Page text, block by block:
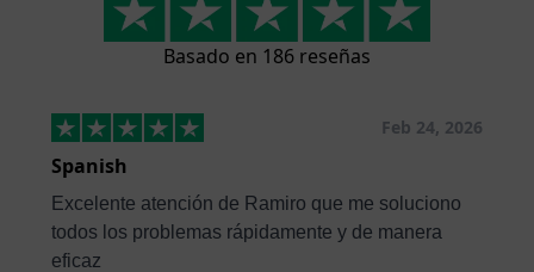
Basado en 186 reseñas
Feb 24, 2026
Spanish
Excelente atención de Ramiro que me soluciono
todos los problemas rápidamente y de manera
eficaz